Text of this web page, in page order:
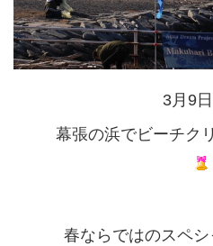
3月9
幕張の浜でビーチク
春ならではのスペ